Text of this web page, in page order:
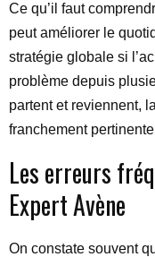
Ce qu’il faut
peut améliorer le
stratégie globale si
problème depuis
partent et reviennent,
franchement
Les erreurs
Expert Avène
On constate souvent